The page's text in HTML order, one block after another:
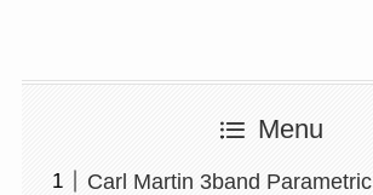
Menu
Carl Martin 3band